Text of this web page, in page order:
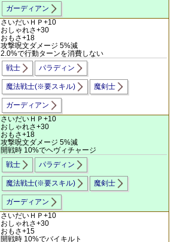
ガーディアン
さいだいＨＰ+10
おしゃれさ+30
おもさ+18
攻撃呪文ダメージ 5%減
2.0%で行動ターンを消費しない
戦士
パラディン
魔法戦士(※要スキル) 魔剣士
ガーディアン
さいだいＨＰ+10
おしゃれさ+30
おもさ+18
攻撃呪文ダメージ 5%減
開戦時 10%でヘヴィチャージ
戦士
パラディン
魔法戦士(※要スキル) 魔剣士
ガーディアン
さいだいＨＰ+10
おしゃれさ+30
おもさ+15
開戦時 10%でバイキルト